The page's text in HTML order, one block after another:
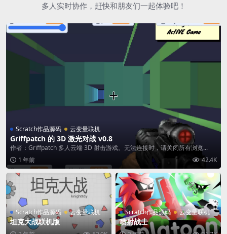
多人实时协作，赶快和朋友们一起体验吧！
Scratch作品源码 云变量联机
Griffpatch 的 3D 激光对战 v0.8
作者：Griffpatch 多人云端 3D 射击游戏。无法连接时，请关闭所有浏览...
1 年前
42.4K
Scratch作品源码 云变量联机
坦克大战联机版
Scratch作品源码 云变量联机
喷射战士